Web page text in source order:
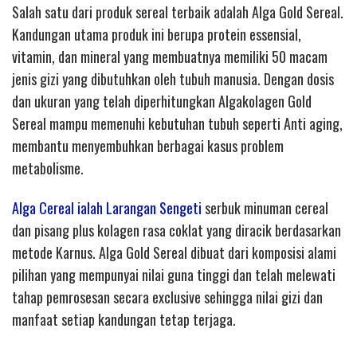
Salah satu dari produk sereal terbaik adalah Alga Gold Sereal.
Kandungan utama produk ini berupa protein essensial,
vitamin, dan mineral yang membuatnya memiliki 50 macam
jenis gizi yang dibutuhkan oleh tubuh manusia. Dengan dosis
dan ukuran yang telah diperhitungkan Algakolagen Gold
Sereal mampu memenuhi kebutuhan tubuh seperti Anti aging,
membantu menyembuhkan berbagai kasus problem
metabolisme.
Alga Cereal ialah Larangan Sengetiserbuk minuman cereal
dan pisang plus kolagen rasa coklat yang diracik berdasarkan
metode Karnus. Alga Gold Sereal dibuat dari komposisi alami
pilihan yang mempunyai nilai guna tinggi dan telah melewati
tahap pemrosesan secara exclusive sehingga nilai gizi dan
manfaat setiap kandungan tetap terjaga.